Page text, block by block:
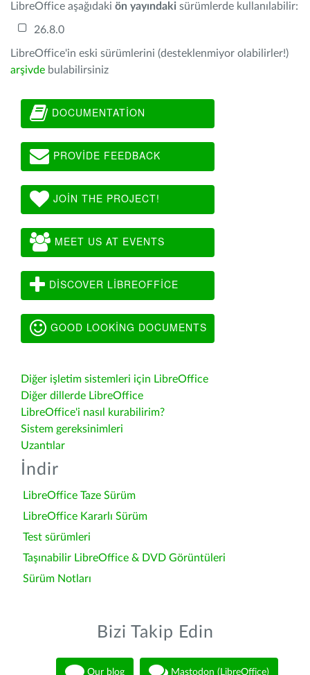
LibreOffice aşağıdaki ön yayındaki sürümlerde kullanılabilir:
26.8.0
LibreOffice'in eski sürümlerini (desteklenmiyor olabilirler!)
arşivde bulabilirsiniz
DOCUMENTATION
PROVIDE FEEDBACK
JOIN THE PROJECT!
MEET US AT EVENTS
DISCOVER LIBREOFFICE
GOOD LOOKING DOCUMENTS
Diğer işletim sistemleri için LibreOffice
Diğer dillerde LibreOffice
LibreOffice'i nasıl kurabilirim?
Sistem gereksinimleri
Uzantılar
İndir
LibreOffice Taze Sürüm
LibreOffice Kararlı Sürüm
Test sürümleri
Taşınabilir LibreOffice & DVD Görüntüleri
Sürüm Notları
Bizi Takip Edin
Our blog Mastodon (LibreOffice)